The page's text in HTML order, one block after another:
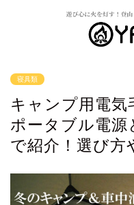
寝具類
キャンプ用電気
ポータブル電源
で紹介！選び方